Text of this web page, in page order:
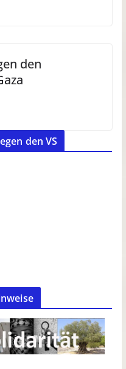
den
den VS